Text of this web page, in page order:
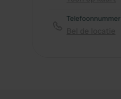
Telefoonnummer